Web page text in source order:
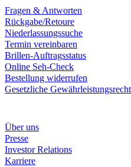
Fragen & Antworten
Rückgabe/Retoure
Niederlassungssuche
Termin vereinbaren
Brillen-Auftragsstatus
Online Seh-Check
Bestellung widerrufen
Gesetzliche
Über uns
Presse
Investor Relations
Karriere